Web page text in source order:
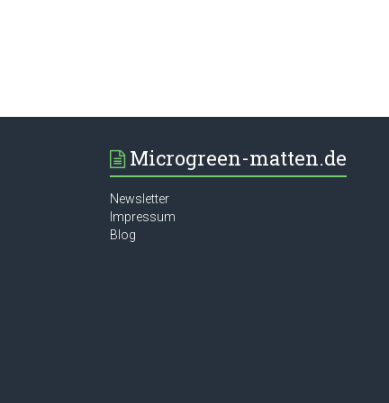
Microgreen-matten.de
Newsletter
Impressum
Blog